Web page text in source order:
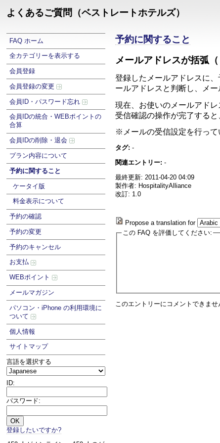
よくあるご質問（ベストレートホテルズ）
FAQ ホーム
全カテゴリーを表示する
会員登録
会員登録の変更
会員ID・パスワード忘れ
会員IDの統合・WEBポイントの
合算
会員IDの削除・退会
プラン内容について
予約に関すること
ケータイ版
料金表示について
予約の確認
予約の変更
予約のキャンセル
お支払
WEBポイント
メールマガジン
パソコン・iPhone の利用環境に
ついて
個人情報
サイトマップ
言語を選択する
ID:
パスワード:
登録したいですか?
予約に関すること
メールアドレスが括弧
登録したメールアドレスに
ールアドレスと判断し、メ
現在、お使いのメールアド
受信確認の操作が完了する
※メールの受信設定を行って
タグ: -
関連エントリー: -
最終更新: 2011-04-20 04:09
製作者: HospitalityAlliance
改訂: 1.0
Propose a translation for
この FAQ を評価してください:
このエントリーにコメントできませ